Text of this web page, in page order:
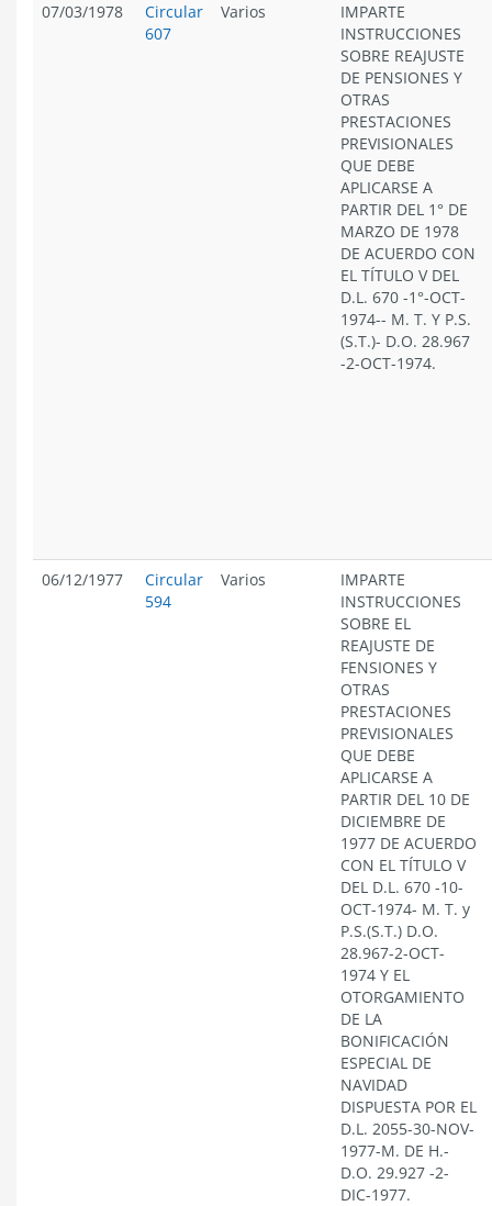
07/03/1978
Circular
607
Varios
IMPARTE
INSTRUCCIONES
SOBRE REAJUSTE
DE PENSIONES Y
OTRAS
PRESTACIONES
PREVISIONALES
QUE DEBE
APLICARSE A
PARTIR DEL 1° DE
MARZO DE 1978
DE ACUERDO CON
EL TÍTULO V DEL
D.L. 670 -1°-OCT-
1974-- M. T. Y P.S.
(S.T.)- D.O. 28.967
-2-OCT-1974.
06/12/1977
Circular
594
Varios
IMPARTE
INSTRUCCIONES
SOBRE EL
REAJUSTE DE
FENSIONES Y
OTRAS
PRESTACIONES
PREVISIONALES
QUE DEBE
APLICARSE A
PARTIR DEL 10 DE
DICIEMBRE DE
1977 DE ACUERDO
CON EL TÍTULO V
DEL D.L. 670 -10-
OCT-1974- M. T. y
P.S.(S.T.) D.O.
28.967-2-OCT-
1974 Y EL
OTORGAMIENTO
DE LA
BONIFICACIÓN
ESPECIAL DE
NAVIDAD
DISPUESTA POR EL
D.L. 2055-30-NOV-
1977-M. DE H.-
D.O. 29.927 -2-
DIC-1977.